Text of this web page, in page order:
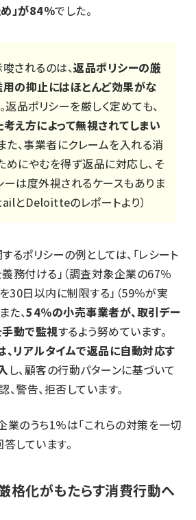
」が84％でした。
されるのは、返品ポリシーの厳
用の抑止にはほとんど効果がな
返品ポリシーを厳しく定めても、
え方によって無視されてしまい
た、事業者にクレームを入れる消
にやむを得ず返品に対応し、そ
ーは度外視されるケースもありま
とDeloitteのレポートより）
ポリシーの例としては、「レシート
務付ける」（調査対象企業の67％
30日以内に制限する」（59％が実
た、54％の小売事業者が、取引デー
動で監視するよう努めています。
リアルタイムで返品に自動対応す
し、顧客の行動パターンに基づいて
警告、拒否しています。
業のうち1%は「これらの対策を一切
しています。
格化がもたらす消費行動へ